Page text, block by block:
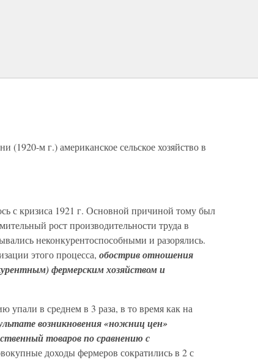
м г.) американское сельское хозяйство в
с кризиса 1921 г. Основной причиной тому был
рост производительности труда в
неконкурентоспособными и разорялись.
этого процесса, обострив отношения
фермерским хозяйством и
упали в среднем в 3 раза, в то время как на
возникновения «ножниц цен»
товаров по сравнению с
доходы фермеров сократились в 2 с